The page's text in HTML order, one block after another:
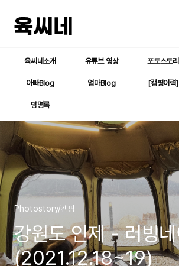
육씨네소개 유튜브 영상 포토스토리
아빠Blog 엄마Blog [캠핑이력]
방명록
Photostory/캠핑
강원도 인제 - 러빙네
(2021.12.18~19)